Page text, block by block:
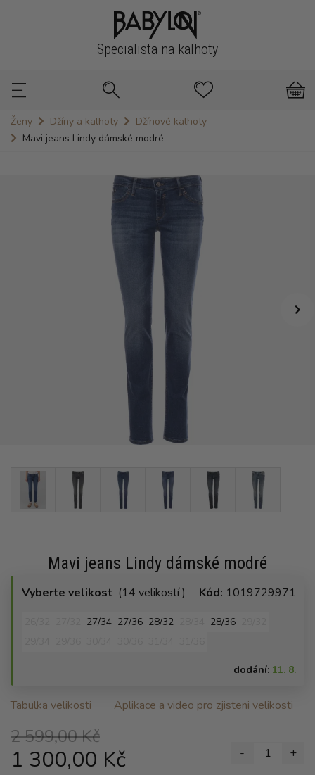
Specialista na kalhoty
Ženy Džíny a kalhoty
Džínové kalhoty
Mavi jeans Lindy dámské modré
Mavi jeans Lindy dámské modré
Vyberte velikost (14 velikostí ) Kód: 1019729971
27/34 27/36 28/32 28/36
dodání: 11. 8.
Tabulka velikosti Aplikace a video pro zjisteni velikosti
2 599,00 Kč
1 300,00 Kč - 1 +